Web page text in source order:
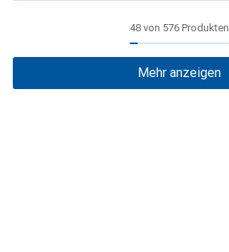
48 von 576 Produkten
Mehr anzeigen